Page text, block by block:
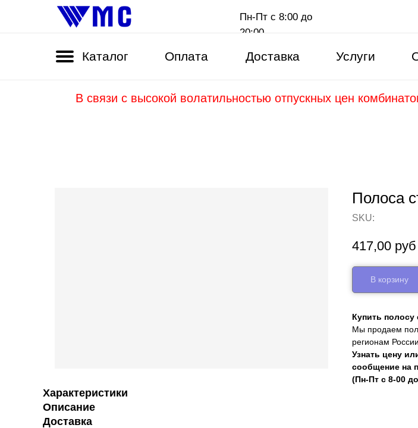
Пн-Пт с 8:00 до
20:00
Каталог Доставка Услуги
Оплата
В связи с высокой волатильностью отпускных цен
Полоса
SKU:
417,00 руб
В корзину
Купить полосу
Мы продаем
регионам России.
Узнать цену
сообщение на
(Пн-Пт с 8-00
Характеристики
Описание
Доставка